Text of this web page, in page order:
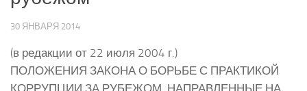
30 ЯНВАРЯ 2014
(в редакции от 22 июля 2004 г.)
ПОЛОЖЕНИЯ ЗАКОНА О БОРЬБЕ С ПРАКТИКОЙ
КОРРУПЦИИ ЗА РУБЕЖОМ, НАПРАВЛЕННЫЕ НА